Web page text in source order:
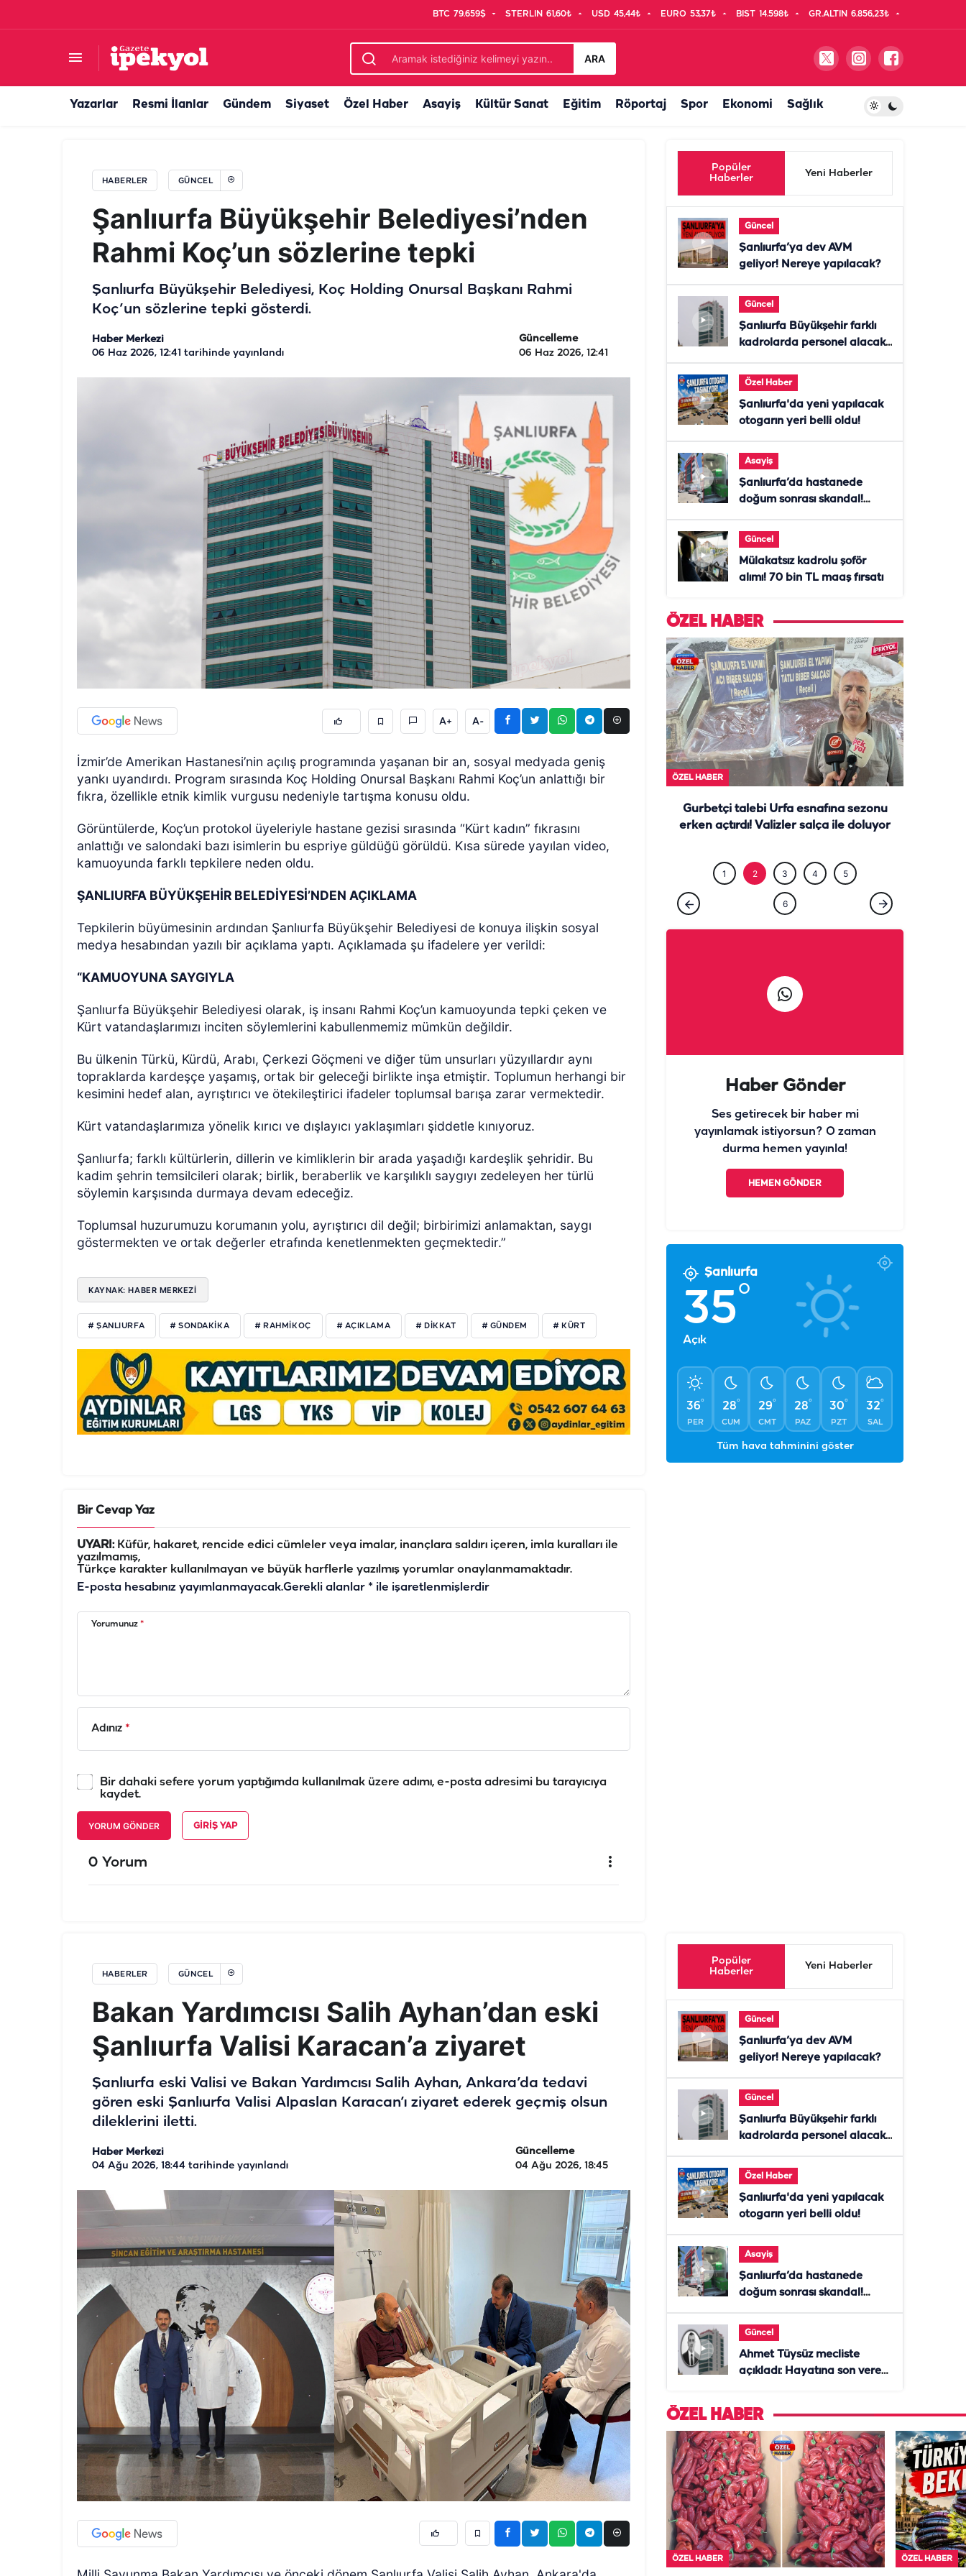
BTC 79.659$ STERLIN 61,60₺ USD 45,44₺ EURO 53,37₺ BIST 14.598₺ GR.ALTIN 6.856,23₺
ARA
Yazarlar Resmi İlanlar Gündem Siyaset Özel Haber Asayiş Kültür Sanat Eğitim Röportaj Spor Ekonomi Sağlık
HABERLER GÜNCEL
Şanlıurfa Büyükşehir Belediyesi’nden
Rahmi Koç’un sözlerine tepki
Şanlıurfa Büyükşehir Belediyesi, Koç Holding Onursal Başkanı Rahmi
Koç’un sözlerine tepki gösterdi.
Haber Merkezi
06 Haz 2026, 12:41 tarihinde yayınlandı
Güncelleme
06 Haz 2026, 12:41
A+ A-
İzmir’de Amerikan Hastanesi’nin açılış programında yaşanan bir an, sosyal medyada geniş
yankı uyandırdı. Program sırasında Koç Holding Onursal Başkanı Rahmi Koç’un anlattığı bir
fıkra, özellikle etnik kimlik vurgusu nedeniyle tartışma konusu oldu.
Görüntülerde, Koç’un protokol üyeleriyle hastane gezisi sırasında “Kürt kadın” fıkrasını
anlattığı ve salondaki bazı isimlerin bu espriye güldüğü görüldü. Kısa sürede yayılan video,
kamuoyunda farklı tepkilere neden oldu.
ŞANLIURFA BÜYÜKŞEHİR BELEDİYESİ’NDEN AÇIKLAMA
Tepkilerin büyümesinin ardından Şanlıurfa Büyükşehir Belediyesi de konuya ilişkin sosyal
medya hesabından yazılı bir açıklama yaptı. Açıklamada şu ifadelere yer verildi:
“KAMUOYUNA SAYGIYLA
Şanlıurfa Büyükşehir Belediyesi olarak, iş insanı Rahmi Koç’un kamuoyunda tepki çeken ve
Kürt vatandaşlarımızı inciten söylemlerini kabullenmemiz mümkün değildir.
Bu ülkenin Türkü, Kürdü, Arabı, Çerkezi Göçmeni ve diğer tüm unsurları yüzyıllardır aynı
topraklarda kardeşçe yaşamış, ortak bir geleceği birlikte inşa etmiştir. Toplumun herhangi bir
kesimini hedef alan, ayrıştırıcı ve ötekileştirici ifadeler toplumsal barışa zarar vermektedir.
Kürt vatandaşlarımıza yönelik kırıcı ve dışlayıcı yaklaşımları şiddetle kınıyoruz.
Şanlıurfa; farklı kültürlerin, dillerin ve kimliklerin bir arada yaşadığı kardeşlik şehridir. Bu
kadim şehrin temsilcileri olarak; birlik, beraberlik ve karşılıklı saygıyı zedeleyen her türlü
söylemin karşısında durmaya devam edeceğiz.
Toplumsal huzurumuzu korumanın yolu, ayrıştırıcı dil değil; birbirimizi anlamaktan, saygı
göstermekten ve ortak değerler etrafında kenetlenmekten geçmektedir.”
KAYNAK: HABER MERKEZİ
# ŞANLIURFA # SONDAKIKA # RAHMIKOÇ # AÇIKLAMA # DIKKAT # GÜNDEM # KÜRT
Bir Cevap Yaz
UYARI:Küfür, hakaret, rencide edici cümleler veya imalar, inançlara saldırı içeren, imla kuralları ile
yazılmamış,
Türkçe karakter kullanılmayan ve büyük harflerle yazılmış yorumlar onaylanmamaktadır.
E-posta hesabınız yayımlanmayacak.Gerekli alanlar * ile işaretlenmişlerdir
Yorumunuz *
Adınız *
Bir dahaki sefere yorum yaptığımda kullanılmak üzere adımı, e-posta adresimi bu tarayıcıya
kaydet.
YORUM GÖNDER GIRIŞ YAP
0 Yorum
Popüler
Haberler
Yeni Haberler
Güncel
Şanlıurfa’ya dev AVM
geliyor! Nereye yapılacak?
Güncel
Şanlıurfa Büyükşehir farklı
kadrolarda personel alacak!
Özel Haber
Şanlıurfa'da yeni yapılacak
otogarın yeri belli oldu!
Asayiş
Şanlıurfa’da hastanede
doğum sonrası skandal!
Güncel
Mülakatsız kadrolu şoför
alımı! 70 bin TL maaş fırsatı
ÖZEL HABER
ÖZEL HABER ÖZEL HABER
Gurbetçi talebi Urfa esnafına sezonu
erken açtırdı! Valizler salça ile doluyor
1 2 3 4 5
6
Haber Gönder
Ses getirecek bir haber mi
yayınlamak istiyorsun? O zaman
durma hemen yayınla!
HEMEN GÖNDER
Şanlıurfa
35°
Açık
36°
PER
28°
CUM
29°
CMT
28°
PAZ
30°
PZT
32°
SAL
Tüm hava tahminini göster
HABERLER GÜNCEL
Bakan Yardımcısı Salih Ayhan’dan eski
Şanlıurfa Valisi Karacan’a ziyaret
Şanlıurfa eski Valisi ve Bakan Yardımcısı Salih Ayhan, Ankara’da tedavi
gören eski Şanlıurfa Valisi Alpaslan Karacan’ı ziyaret ederek geçmiş olsun
dileklerini iletti.
Haber Merkezi
04 Ağu 2026, 18:44 tarihinde yayınlandı
Güncelleme
04 Ağu 2026, 18:45
Bakan Yardımcısı Salih Ayhan’dan eski Şanlıurfa Valisi Karacan’a ziyaret
Popüler
Haberler
Yeni Haberler
Güncel
Şanlıurfa’ya dev AVM
geliyor! Nereye yapılacak?
Güncel
Şanlıurfa Büyükşehir farklı
kadrolarda personel alacak!
Özel Haber
Şanlıurfa'da yeni yapılacak
otogarın yeri belli oldu!
Asayiş
Şanlıurfa’da hastanede
doğum sonrası skandal!
Güncel
Ahmet Tüysüz mecliste
açıkladı: Hayatına son veren
ÖZEL HABER
ÖZEL HABER ÖZEL HABER